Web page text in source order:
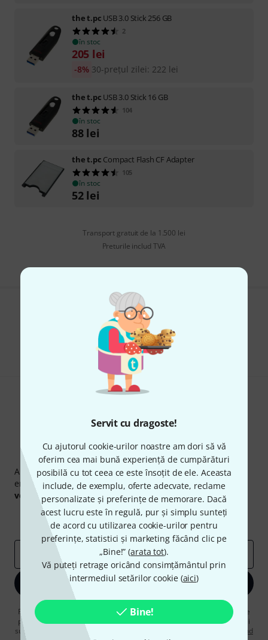
Servit cu dragoste!
Cu ajutorul cookie-urilor noastre am dori să vă
oferim cea mai bună experiență de cumpărături
posibilă cu tot ceea ce este însoțit de ele. Aceasta
include, de exemplu, oferte adecvate, reclame
personalizate și preferințe de memorare. Dacă
acest lucru este în regulă, pur și simplu sunteți
de acord cu utilizarea cookie-urilor pentru
preferințe, statistici și marketing făcând clic pe
„Bine!” (arata tot).
Vă puteți retrage oricând consimțământul prin
intermediul setărilor cookie (aici)
Bine!
the t.pc USB 3.0 Stick 256 GB
2
în stoc
205 lei
30-prețul zilei: 222 lei
-8%
the t.pc USB 3.0 Stick 16 GB
104
în stoc
88 lei
the t.pc Compact Flash CF Adapter
105
în stoc
52 lei
Transport gratuit de la 1.500 lei
Preturile includ TVA
Îți place ceea ce vezi?
Share Ajutor și feedback
Newsletter Thomann
Abonați-vă la buletinul informativ Thomann în limba
engleză și, cu puțin noroc, puteți câștiga unul dintre
vouchereleîn valoare de50 €fiecare!
Contribuții inspiraționale
Oferte
Perspectivele Thomann
adresă de email
Înscrie-te acum
Făcând clic pe „Înscrie-te acum”, sunteți de acord să primiți publicitate
prin e-mail. Vă puteți dezabona în orice moment. Puteți găsi informații
suplimentare despre buletinul informativ în
regulamentul nostru privind